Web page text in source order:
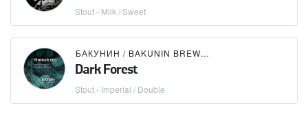
Stout - Milk / Sweet
БАКУНИН / BAKUNIN BREWING CO.
Dark Forest
Stout - Imperial / Double